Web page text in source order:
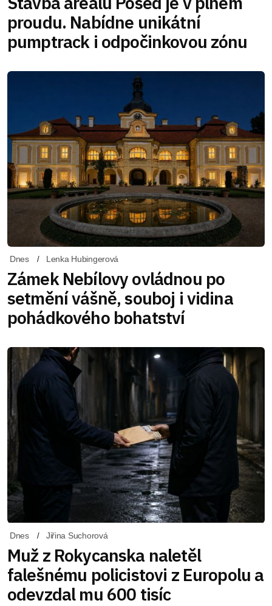
proudu. Nabídne unikátní
pumptrack i odpočinkovou zónu
Dnes Lenka Hubingerová
Zámek Nebílovy ovládnou po
setmění vášně, souboj i vidina
pohádkového bohatství
Dnes Jiřina Suchorová
Muž z Rokycanska naletěl
falešnému policistovi z Europolu a
odevzdal mu 600 tisíc